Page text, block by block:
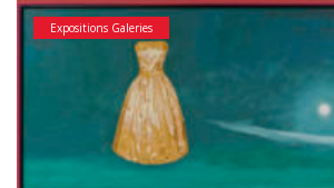
Expositions Galeries